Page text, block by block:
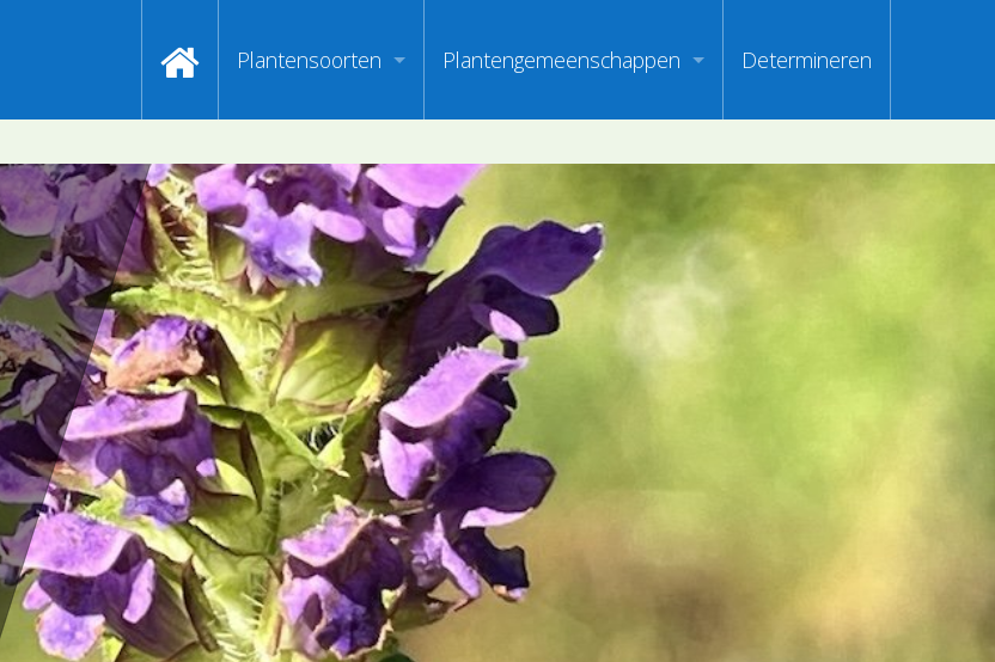
Plantensoorten
Index van plantenpaspoorten
Hoofdgroepen plantensoorten
Maanden van begin bloei
Zoeken op Familienamen
Kijken naar kenmerken
Zoeken op kleur
Plantengemeenschappen
Hoofdgroepen plantengemeenschappen
Maanden van optimale herkenbaarheid
Determineren